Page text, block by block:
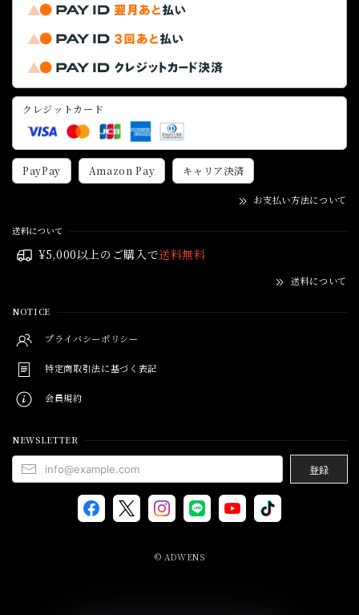
クレジットカード
PayPay Amazon Pay キャリア決済
お支払い方法について
送料について
¥5,000以上のご購入で送料無料
送料について
NOTICE
プライバシーポリシー
特定商取引法に基づく表記
会員規約
NEWSLETTER
登録
© ADWENS